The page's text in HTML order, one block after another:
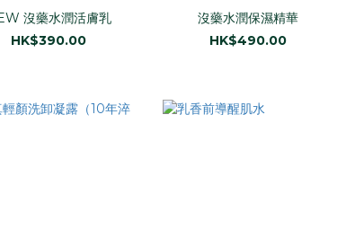
沒藥水潤活膚乳
HK$390.00
沒藥水潤保濕精華
HK$490.00